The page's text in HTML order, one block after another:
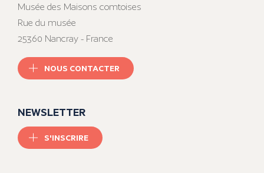
Musée des Maisons comtoises
Rue du musée
25360 Nancray - France
NOUS CONTACTER
NEWSLETTER
S'INSCRIRE